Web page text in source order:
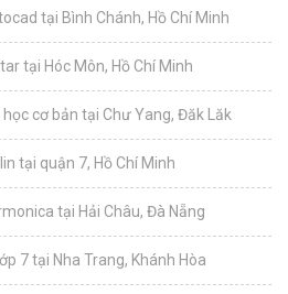
tại Bình Chánh, Hồ Chí Minh
tại Hóc Môn, Hồ Chí Minh
cơ bản tại Chư Yang, Đăk Lăk
tại quận 7, Hồ Chí Minh
tại Hải Châu, Đà Nẵng
7 tại Nha Trang, Khánh Hòa